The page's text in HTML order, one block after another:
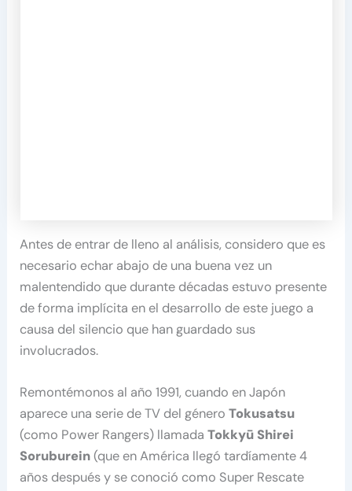
Antes de entrar de lleno al análisis, considero que es
necesario echar abajo de una buena vez un
malentendido que durante décadas estuvo presente
de forma implícita en el desarrollo de este juego a
causa del silencio que han guardado sus
involucrados.
Remontémonos al año 1991, cuando en Japón
aparece una serie de TV del géneroTokusatsu
(como Power Rangers) llamadaTokkyū Shirei
Soruburein(que en América llegó tardíamente 4
años después y se conoció como Super Rescate